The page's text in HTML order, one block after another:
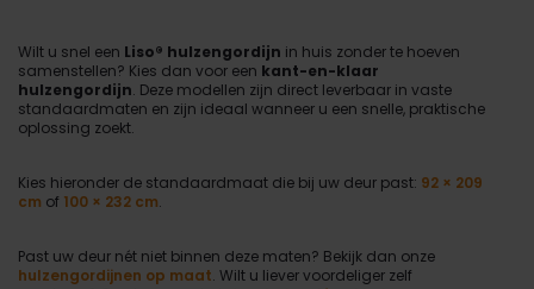
Wilt u snel een Liso® hulzengordijn in huis zonder te hoeven
samenstellen? Kies dan voor een kant-en-klaar
hulzengordijn. Deze modellen zijn direct leverbaar in vaste
standaardmaten en zijn ideaal wanneer u een snelle, praktische
oplossing zoekt.
Kies hieronder de standaardmaat die bij uw deur past: 92 × 209
cm of 100 × 232 cm.
Past uw deur nét niet binnen deze maten? Bekijk dan onze
hulzengordijnen op maat. Wilt u liever voordeliger zelf